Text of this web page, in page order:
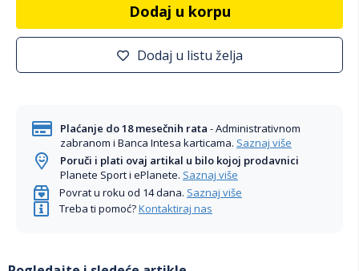
Dodaj u korpu
Dodaj u listu želja
Plaćanje do 18 mesečnih rata - Administrativnom
zabranom i Banca Intesa karticama. Saznaj više
Poruči i plati ovaj artikal u bilo kojoj prodavnici
Planete Sport i ePlanete. Saznaj više
Povrat u roku od 14 dana. Saznaj više
Treba ti pomoć?Kontaktiraj nas